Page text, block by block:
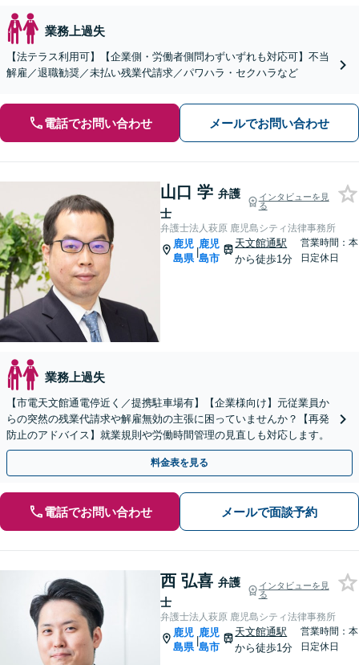
業務上過失
【法テラス利用可】【企業側・労働者側問わずいずれも対応可】不当
解雇／退職勧奨／未払い残業代請求／パワハラ・セクハラなど
電話でお問い合わせ メールでお問い合わせ
山口 学 弁護
士
インタビューを見
る
弁護士法人萩原 鹿児島シティ法律事務所
鹿児
島県
|
鹿児
島市
天文館通駅
から徒歩1分
営業時間：本
日定休日
業務上過失
【市電天文館通電停近く／提携駐車場有】【企業様向け】元従業員か
らの突然の残業代請求や解雇無効の主張に困っていませんか？【再発
防止のアドバイス】就業規則や労働時間管理の見直しも対応します。
料金表を見る
電話でお問い合わせ メールで面談予約
西 弘喜 弁護
士
インタビューを見
る
弁護士法人萩原 鹿児島シティ法律事務所
鹿児
島県
|
鹿児
島市
天文館通駅
から徒歩1分
営業時間：本
日定休日